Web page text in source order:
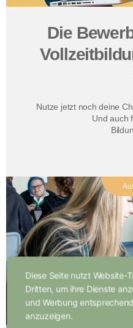
Die
Nutze jetzt noch deine
Und auch
Diese Seite nutzt Website-
Dritten, um ihre Dienste
und Werbung
anzuzeigen.